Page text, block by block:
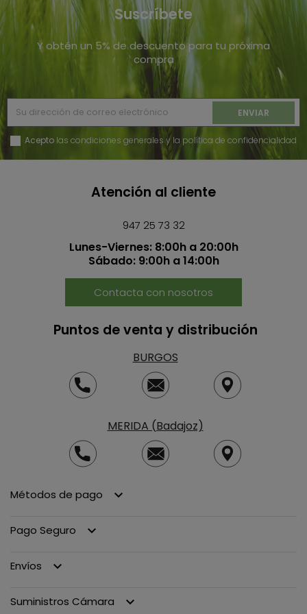
Suscríbete
Y obtén un 5% de descuento para tu próxima
compra
Acepto las condiciones generales y la política de confidencialidad
Atención al cliente
947 25 73 32
Lunes-Viernes: 8:00h a 20:00h
Sábado: 9:00h a 14:00h
Contacta con nosotros
Puntos de venta y distribución
BURGOS
MERIDA (Badajoz)
Métodos de pago keyboard_arrow_down
Pago Seguro keyboard_arrow_down
Envíos keyboard_arrow_down
Suministros Cámara keyboard_arrow_down